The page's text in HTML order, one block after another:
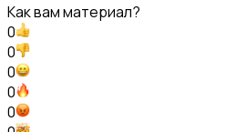
Как вам материал?
0
0
0
0
0